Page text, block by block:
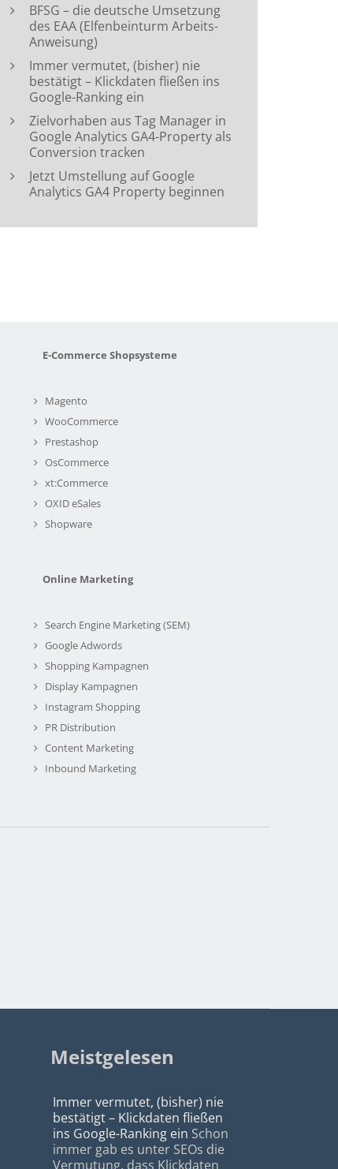
BFSG – die deutsche Umsetzung
des EAA (Elfenbeinturm Arbeits-
Anweisung)
Immer vermutet, (bisher) nie
bestätigt – Klickdaten fließen ins
Google-Ranking ein
Zielvorhaben aus Tag Manager in
Google Analytics GA4-Property als
Conversion tracken
Jetzt Umstellung auf Google
Analytics GA4 Property beginnen
E-Commerce Shopsysteme
Magento
WooCommerce
Prestashop
OsCommerce
xt:Commerce
OXID eSales
Shopware
Online Marketing
Search Engine Marketing (SEM)
Google Adwords
Shopping Kampagnen
Display Kampagnen
Instagram Shopping
PR Distribution
Content Marketing
Inbound Marketing
Meistgelesen
Immer vermutet, (bisher) nie
bestätigt – Klickdaten fließen
ins Google-Ranking ein Schon
immer gab es unter SEOs die
Vermutung, dass Klickdaten